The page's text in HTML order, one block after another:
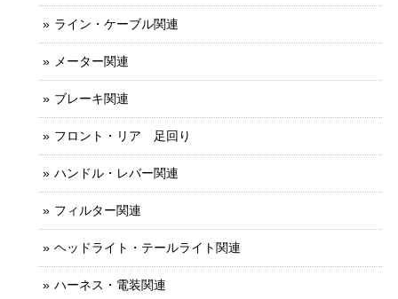
ライン・ケーブル関連
メーター関連
ブレーキ関連
フロント・リア 足回り
ハンドル・レバー関連
フィルター関連
ヘッドライト・テールライト関連
ハーネス・電装関連